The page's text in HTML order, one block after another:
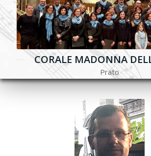
CORALE MADONNA
Prato